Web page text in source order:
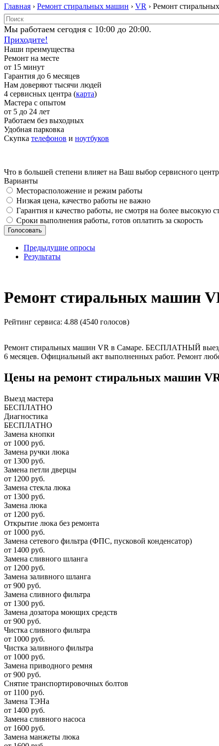
Главная › Ремонт стиральных машин › VR › Ремонт
Мы работаем сегодня с 10:00 до 20:00.
Приходите!
Наши преимущества
Ремонт на месте
от 15 минут
Гарантия до 6 месяцев
Нам доверяют тысячи людей
4 сервисных центра (карта)
Мастера с опытом
от 5 до 24 лет
Работаем без выходных
Удобная парковка
Скупка телефонов и ноутбуков
Что в большей степени влияет на Ваш выбор сервисного
Варианты
Месторасположение и режим работы
Низкая цена, качество работы не важно
Гарантия и качество работы, не смотря на более высокую
Сроки выполнения работы, готов оплатить за скорость
Предыдущие опросы
Результаты
Ремонт стиральных машин
Рейтинг сервиса: 4.88 (4540 голосов)
Ремонт стиральных машин VR в Самаре. БЕСПЛАТНЫЙ выезд
6 месяцев. Официальный акт выполненных работ. Ремонт
Цены на ремонт стиральных машин
Выезд мастера
БЕСПЛАТНО
Диагностика
БЕСПЛАТНО
Замена кнопки
от 1000 руб.
Замена ручки люка
от 1300 руб.
Замена петли дверцы
от 1200 руб.
Замена стекла люка
от 1300 руб.
Замена люка
от 1200 руб.
Открытие люка без ремонта
от 1000 руб.
Замена сетевого фильтра (ФПС, пусковой конденсатор)
от 1400 руб.
Замена сливного шланга
от 1200 руб.
Замена заливного шланга
от 900 руб.
Замена сливного фильтра
от 1300 руб.
Замена дозатора моющих средств
от 900 руб.
Чистка сливного фильтра
от 1000 руб.
Чистка заливного фильтра
от 1000 руб.
Замена приводного ремня
от 900 руб.
Снятие транспортировочных болтов
от 1100 руб.
Замена ТЭНа
от 1400 руб.
Замена сливного насоса
от 1600 руб.
Замена манжеты люка